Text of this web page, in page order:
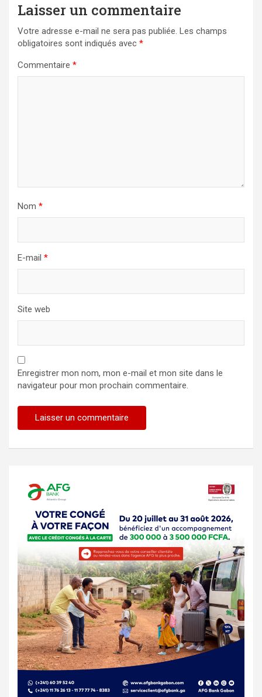
Laisser un commentaire
Votre adresse e-mail ne sera pas publiée. Les champs
obligatoires sont indiqués avec *
Commentaire *
Nom *
E-mail *
Site web
Enregistrer mon nom, mon e-mail et mon site dans le
navigateur pour mon prochain commentaire.